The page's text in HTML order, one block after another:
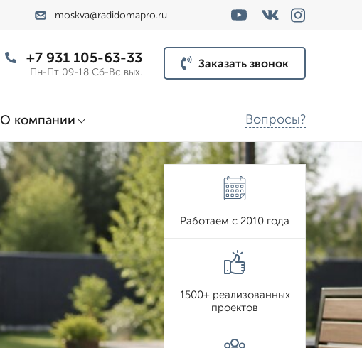
moskva@radidomapro.ru
+7 931 105-63-33
Пн-Пт 09-18 Сб-Вс вых.
Заказать звонок
О компании Вопросы?
Работаем с 2010 года
1500+ реализованных
проектов